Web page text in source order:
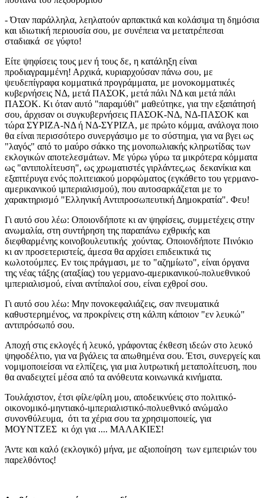
- Όταν παράλληλα, λεηλατούν αρπακτικά και κολάσιμα τη δημόσια
και ιδιωτική περιουσία σου, με συνέπεια να μετατρέπεσαι
σταδιακά σε γύφτο!
Είτε ψηφίσεις τους μεν ή τους δε, η κατάληξη είναι
προδιαγραμμένη! Αρχικά, κυριαρχούσαν πάνω σου, με
ψευδεπίγραφα κομματικά προγράμματα, με μονοκομματικές
κυβερνήσεις ΝΔ, μετά ΠΑΣΟΚ, μετά πάλι ΝΔ και μετά πάλι
ΠΑΣΟΚ. Κι όταν αυτό "παραμύθι" μαθεύτηκε, για την εξαπάτησή
σου, άρχισαν οι συγκυβερνήσεις ΠΑΣΟΚ-ΝΔ, ΝΔ-ΠΑΣΟΚ και
τώρα ΣΥΡΙΖΑ-ΝΔ ή ΝΔ-ΣΥΡΙΖΑ, με πρώτο κόμμα, ανάλογα ποιο
θα είναι περισσότερο συνεργάσιμο με το σύστημα, για να βγει ως
"λαγός" από το μαύρο σάκκο της μονοπωλιακής κληρωτίδας των
εκλογικών αποτελεσμάτων. Με γύρω γύρω τα μικρότερα κόμματα
ως "αντιπολίτευση", ως χρωματιστές γιρλάντες,ως δεκανίκια και
εξαπτέρυγα ενός πολιτειακού μορφώματος (εγκάθετο του γερμανο-
αμερικανικού ιμπεριαλισμού), που αυτοσαρκάζεται με το
χαρακτηρισμό "Ελληνική Αντιπροσωπευτική Δημοκρατία". Φευ!
Γι αυτό σου λέω: Οποιονδήποτε κι αν ψηφίσεις, συμμετέχεις στην
ανωμαλία, στη συντήρηση της παραπάνω εχθρικής και
διεφθαρμένης κοινοβουλευτικής χούντας. Οποιονδήποτε Πινόκιο
κι αν προσετεριστείς, άμεσα θα αρχίσει επιδεικτικά τις
κωλοτούμπες. Εν τοις πράγμασι, με το "αζημίωτο", είναι όργανα
της νέας τάξης (αταξίας) του γερμανο-αμερικανικού-πολυεθνικού
ιμπεριαλισμού, είναι αντίπαλοί σου, είναι εχθροί σου.
Γι αυτό σου λέω: Μην πονοκεφαλιάζεις, σαν πνευματικά
καθυστερημένος, να προκρίνεις στη κάλπη κάποιον "εν λευκώ"
αντιπρόσωπό σου.
Αποχή στις εκλογές ή λευκό, γράφοντας έκθεση ιδεών στο λευκό
ψηφοδέλτιο, για να βγάλεις τα απωθημένα σου. Έτσι, συνεργείς και
νομιμοποιείσαι να ελπίζεις, για μια λυτρωτική μεταπολίτευση, που
θα αναδειχτεί μέσα από τα ανόθευτα κοινωνικά κινήματα.
Τουλάχιστον, έτσι φίλε/φίλη μου, αποδεικνύεις στο πολιτικό-
οικονομικό-μηντιακό-ιμπεριαλιστικό-πολυεθνικό ανώμαλο
συνονθύλευμα, ότι τα χέρια σου τα χρησιμοποιείς, για
ΜΟΥΝΤΖΕΣ κι όχι για .... ΜΑΛΑΚΙΕΣ!
Άντε και καλό (εκλογικό) μήνα, με αξιοποίηση των εμπειριών του
παρελθόντος!